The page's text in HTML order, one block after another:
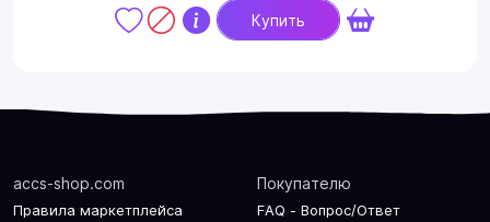
Купить
accs-shop.com
Правила маркетплейса
Покупателю
FAQ - Вопрос/Ответ